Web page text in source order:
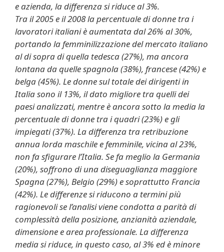
e azienda, la differenza si riduce al 3%.
Tra il 2005 e il 2008 la percentuale di donne tra i
lavoratori italiani è aumentata dal 26% al 30%,
portando la femminilizzazione del mercato italiano
al di sopra di quella tedesca (27%), ma ancora
lontana da quelle spagnola (38%), francese (42%) e
belga (45%). Le donne sul totale dei dirigenti in
Italia sono il 13%, il dato migliore tra quelli dei
paesi analizzati, mentre è ancora sotto la media la
percentuale di donne tra i quadri (23%) e gli
impiegati (37%). La differenza tra retribuzione
annua lorda maschile e femminile, vicina al 23%,
non fa sfigurare l’Italia. Se fa meglio la Germania
(20%), soffrono di una diseguaglianza maggiore
Spagna (27%), Belgio (29%) e soprattutto Francia
(42%). Le differenze si riducono a termini più
ragionevoli se l’analisi viene condotta a parità di
complessità della posizione, anzianità aziendale,
dimensione e area professionale. La differenza
media si riduce, in questo caso, al 3% ed è minore